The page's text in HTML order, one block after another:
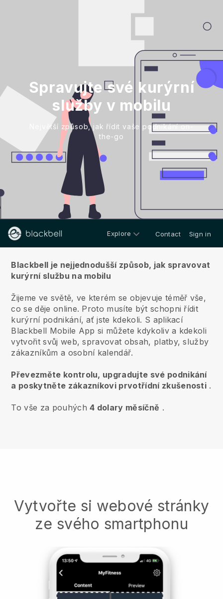
Spravujte své kurýrní
služby v mobilu
Největší způsob, jak řídit vaše podnikání on-
the-go
Explore Contact Sign in
Blackbell je nejjednodušší způsob, jak spravovat
kurýrní službu na mobilu
Žijeme ve světě, ve kterém se objevuje téměř vše,
co se děje online. Proto musíte být schopni řídit
kurýrní podnikání, ať jste kdekoli. S aplikací
Blackbell Mobile App si můžete kdykoliv a kdekoli
vytvořit svůj web, spravovat obsah, platby, služby
zákazníkům a osobní kalendář.
Převezměte kontrolu, upgradujte své podnikání
a poskytněte zákazníkovi prvotřídní zkušenosti .
To vše za pouhých4 dolary měsíčně .
Vytvořte si webové stránky
ze svého smartphonu